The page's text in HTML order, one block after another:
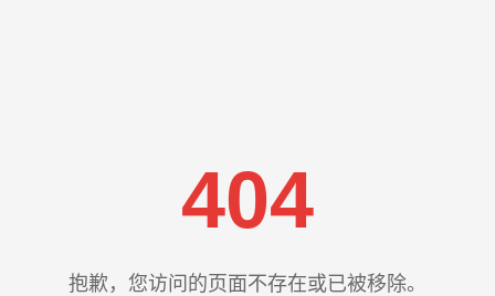
404
抱歉，您访问的页面不存在或已被移除。